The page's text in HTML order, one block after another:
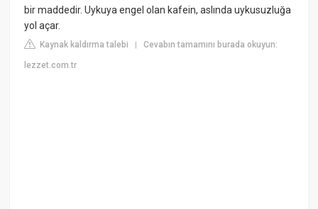
bir maddedir. Uykuya engel olan kafein, aslında uykusuzluğa
yol açar.
Kaynak kaldırma talebi |Cevabın tamamını burada okuyun:
lezzet.com.tr